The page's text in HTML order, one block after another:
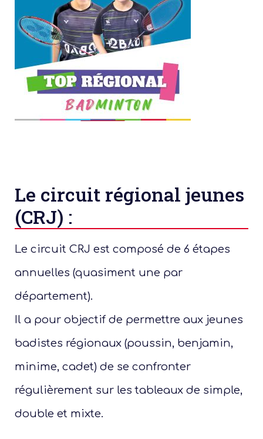
Le circuit régional jeunes
(CRJ) :
Le circuit CRJ est composé de 6 étapes
annuelles (quasiment une par
département).
Il a pour objectif de permettre aux jeunes
badistes régionaux (poussin, benjamin,
minime, cadet) de se confronter
régulièrement sur les tableaux de simple,
double et mixte.